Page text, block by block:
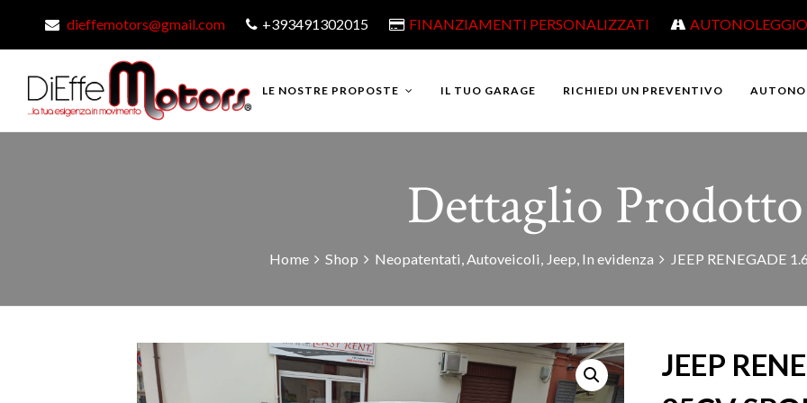
dieffemotors@gmail.com +393491302015 FINANZIAMENTI PERSONALIZZATI AUTONOLEGGIO
LE NOSTRE PROPOSTE IL TUO GARAGE RICHIEDI UN PREVENTIVO
Dettaglio Prodotto
Home Shop Neopatentati,Autoveicoli, Jeep, In evidenza JEEP RENEGADE
JEEP